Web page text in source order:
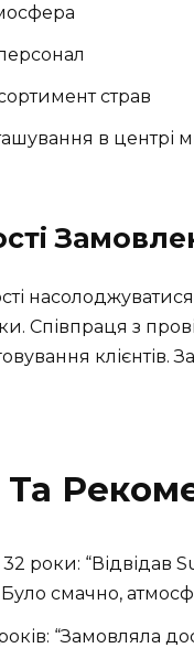
страв
в центрі
Співпраця з
Та
роки: “Відвідав
Було смачно,
“Замовляла